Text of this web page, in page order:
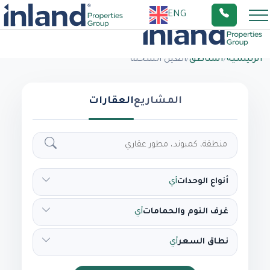
ENG
الرئيسية/المناطق/العين السخنة
المشاريعالعقارات
أنواع الوحداتأي
غرف النوم والحماماتأي
نطاق السعرأي